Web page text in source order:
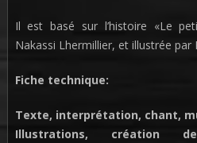
Il est basé sur l’histoire «Le
Nakassi Lhermillier, et illustrée par
Fiche technique:
Texte, interprétation, chant,
Illustrations, création